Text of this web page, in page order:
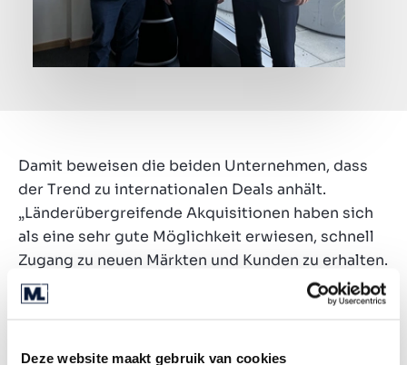
Deze website maakt gebruik van cookies
Damit beweisen die beiden Unternehmen, dass
der Trend zu internationalen Deals anhält.
„Länderübergreifende Akquisitionen haben sich
als eine sehr gute Möglichkeit erwiesen, schnell
Zugang zu neuen Märkten und Kunden zu erhalten.
Gründe dafür sind die Sättigung oder
Verlangsamung in den Heimatmärkten, der Bedarf
Unsicherheiten sowie die Herausforderungen bei